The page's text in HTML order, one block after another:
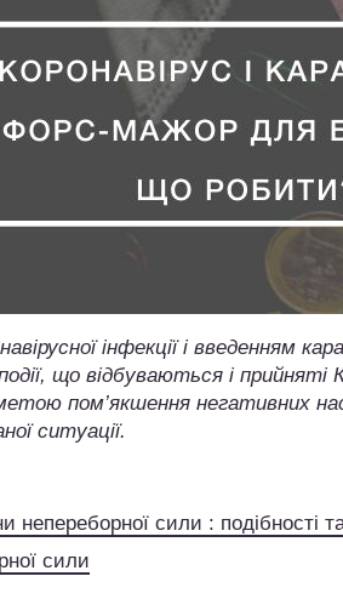
інфекції і введенням
що відбуваються і
пом’якшення негативних
ситуації.
сили : подібності та
сили